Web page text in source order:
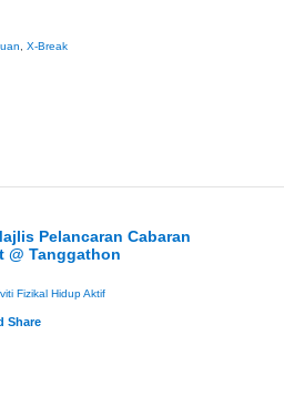
, X-Break
Pelancaran Cabaran
@ Tanggathon
Fizikal Hidup Aktif